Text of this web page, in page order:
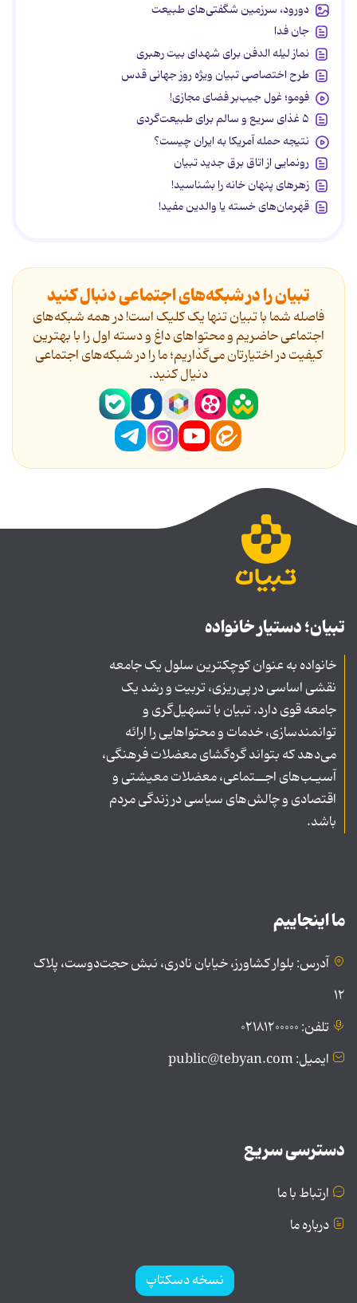
دورود، سرزمین شگفتی‌های طبیعت
جان فدا
نماز لیله الدفن برای شهدای بیت رهبری
طرح اختصاصی تبیان ویژه روز جهانی قدس
فومو؛ غول جیب‌بر فضای مجازی!
۵ غذای سریع و سالم برای طبیعت‌گردی
نتیجه حمله آمریکا به ایران چیست؟
رونمایی از اتاق برق جدید تبیان
زهرهای پنهان خانه را بشناسید!
قهرمان‌های خسته یا والدین مفید!
تبیان را در شبکه‌های اجتماعی دنبال کنید
فاصله شما با تبیان تنها یک کلیک است! در همه شبکه‌های
اجتماعی حاضریم و محتواهای داغ و دسته اول را با بهترین
کیفیت در اختیارتان می‌گذاریم؛ ما را در شبکه‌های اجتماعی
دنیال کنید.
تبیان؛ دستیار خانواده
خانواده به عنوان کوچکترین سلول یک جامعه
نقشی اساسی در پی‌ریزی، تربیت و رشد یک
جامعه قوی دارد. تبیان با تسهیل‌گری و
توانمندسازی، خدمات و محتواهایی را ارائه
می‌دهد که بتواند گره‌گشای معضلات فرهنگی،
آسیـب‌های اجــتماعی، معضلات معیشتی و
اقتصادی و چالش‌های سیاسی در زندگی مردم
باشد.
ما اینجاییم
آدرس: بلوار کشاورز، خیابان نادری، نبش حجت‌دوست، پلاک
۱۲
تلفن: ۰۲۱۸۱۲۰۰۰۰۰
ایمیل: public@tebyan.com
دسترسی سریع
ارتباط با ما
درباره ما
نسخه دسکتاپ